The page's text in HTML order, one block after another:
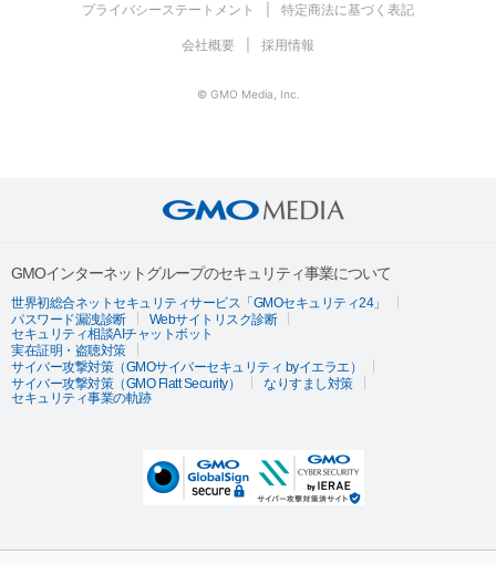
プライバシーステートメント 特定商法に基づく表記
会社概要 採用情報
© GMO Media, Inc.
GMOインターネットグループのセキュリティ事業について
世界初総合ネットセキュリティサービス「GMOセキュリティ24」
パスワード漏洩診断
Webサイトリスク診断
セキュリティ相談AIチャットボット
実在証明・盗聴対策
サイバー攻撃対策（GMOサイバーセキュリティ byイエラエ）
サイバー攻撃対策（GMO Flatt Security）
なりすまし対策
セキュリティ事業の軌跡